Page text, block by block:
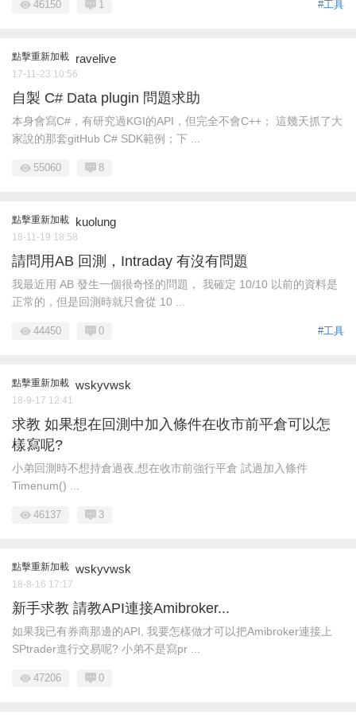
#工具
46150 1
點擊重新加載 ravelive
17-11-23 10:56
自製 C# Data plugin 問題求助
本身會寫C#，有研究過KGI的API，但完全不會C++； 這幾天抓了大
家說的那套gitHub C# SDK範例；下 ...
55060 8
點擊重新加載 kuolung
18-11-19 18:58
請問用AB 回測，Intraday 有沒有問題
我最近用 AB 發生一個很奇怪的問題， 我確定 10/10 以前的資料是
正常的，但是回測時就只會從 10 ...
#工具
44450 0
點擊重新加載 wskyvwsk
18-9-17 12:41
求教 如果想在回測中加入條件在收市前平倉可以怎
樣寫呢?
小弟回測時不想持倉過夜,想在收市前強行平倉 試過加入條件
Timenum() ...
46137 3
點擊重新加載 wskyvwsk
18-8-16 17:17
新手求教 請教API連接Amibroker...
如果我已有券商那邊的API, 我要怎樣做才可以把Amibroker連接上
SPtrader進行交易呢? 小弟不是寫pr ...
47206 0